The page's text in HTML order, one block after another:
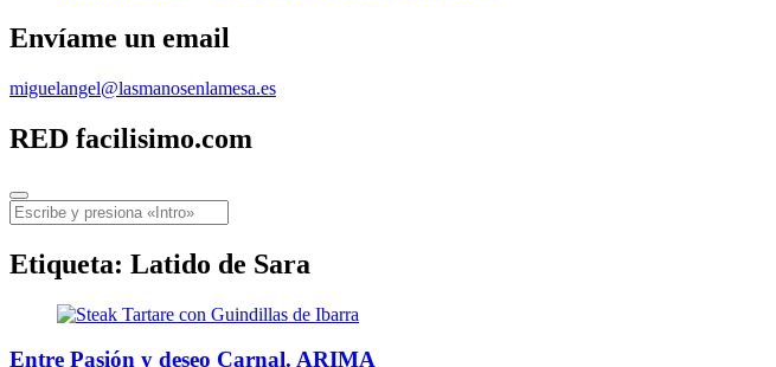
Envíame un email
miguelangel@lasmanosenlamesa.es
RED facilisimo.com
Menú
Buscar
Etiqueta: Latido de Sara
Entre Pasión y deseo Carnal. ARIMA